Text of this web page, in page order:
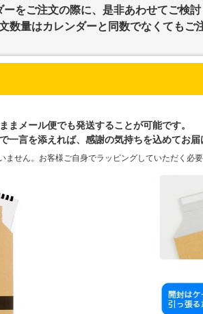
ーをご注文の際に、是非あわせてご検討
数量はカレンダーと同数でなくてもご
まメール便でも発送することが可能です。
一言を添えれば、感謝の気持ちを込めてお届
せん。お客様ご自身でラッピングしていただく必